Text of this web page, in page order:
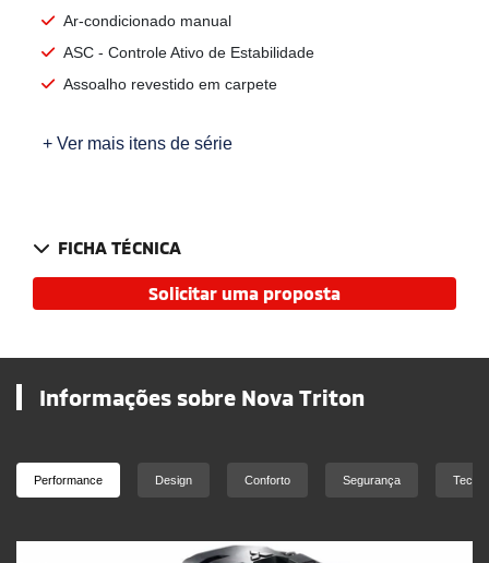
Ar-condicionado manual
ASC - Controle Ativo de Estabilidade
Assoalho revestido em carpete
+ Ver mais itens de série
FICHA TÉCNICA
Solicitar uma proposta
Informações sobre Nova Triton
Performance Design Conforto Segurança